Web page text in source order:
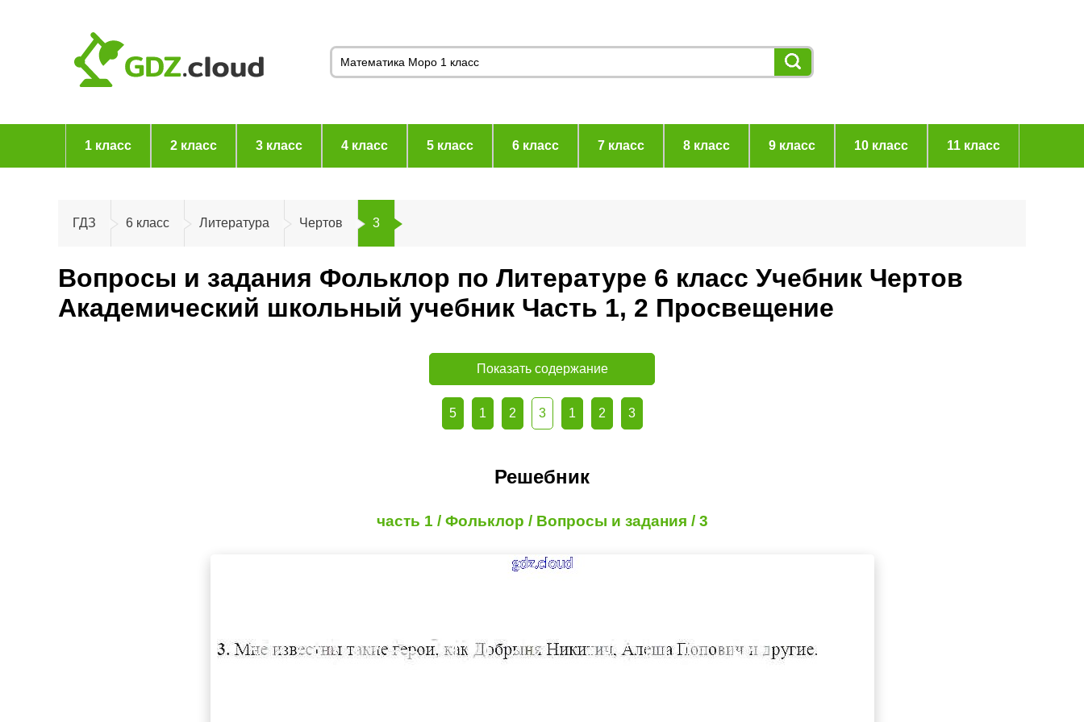
1 класс 2 класс 3 класс 4 класс 5 класс 6 класс 7 класс 8 класс 9 класс 10 класс 11 класс
ГДЗ 6 класс Литература Чертов 3
Вопросы и задания Фольклор по Литературе 6 класс Учебник Чертов
Академический школьный учебник Часть 1, 2 Просвещение
Показать содержание
5 1 2 3 1 2 3
Решебник
часть 1 / Фольклор / Вопросы и задания / 3